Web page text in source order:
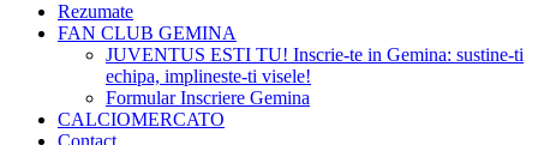
Rezumate
FAN CLUB GEMINA
JUVENTUS ESTI TU! Inscrie-te in Gemina: sustine-ti
echipa, implineste-ti visele!
Formular Inscriere Gemina
CALCIOMERCATO
Contact